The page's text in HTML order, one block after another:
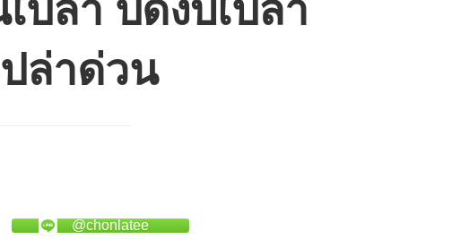
ปล่า ปิดงบเปล่า
ปล่าด่วน
@chonlatee